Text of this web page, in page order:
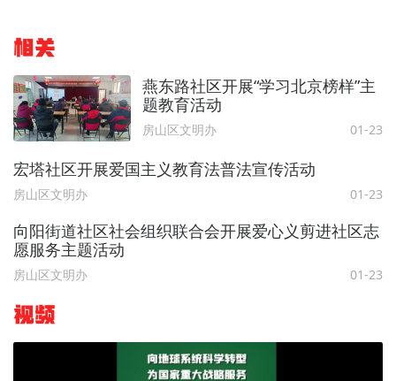
相关
燕东路社区开展“学习北京榜样”主
题教育活动
房山区文明办 01-23
宏塔社区开展爱国主义教育法普法宣传活动
房山区文明办 01-23
向阳街道社区社会组织联合会开展爱心义剪进社区志
愿服务主题活动
房山区文明办 01-23
视频